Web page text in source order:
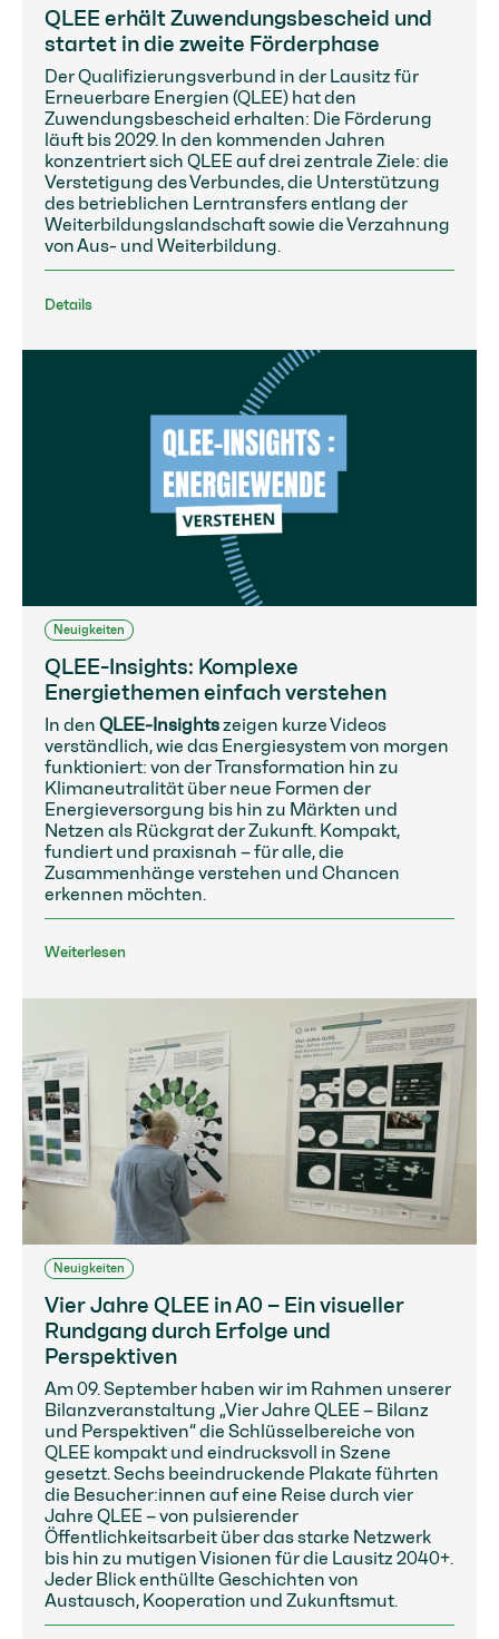
QLEE erhält Zuwendungsbescheid und
startet in die zweite Förderphase
Der Qualifizierungsverbund in der Lausitz für
Erneuerbare Energien (QLEE) hat den
Zuwendungsbescheid erhalten: Die Förderung
läuft bis 2029. In den kommenden Jahren
konzentriert sich QLEE auf drei zentrale Ziele: die
Verstetigung des Verbundes, die Unterstützung
des betrieblichen Lerntransfers entlang der
Weiterbildungslandschaft sowie die Verzahnung
von Aus- und Weiterbildung.
Details
Neuigkeiten
QLEE-Insights: Komplexe
Energiethemen einfach verstehen
In den QLEE-Insightszeigen kurze Videos
verständlich, wie das Energiesystem von morgen
funktioniert: von der Transformation hin zu
Klimaneutralität über neue Formen der
Energieversorgung bis hin zu Märkten und
Netzen als Rückgrat der Zukunft. Kompakt,
fundiert und praxisnah – für alle, die
Zusammenhänge verstehen und Chancen
erkennen möchten.
Weiterlesen
Neuigkeiten
Vier Jahre QLEE in A0 – Ein visueller
Rundgang durch Erfolge und
Perspektiven
Am 09. September haben wir im Rahmen unserer
Bilanzveranstaltung „Vier Jahre QLEE – Bilanz
und Perspektiven“ die Schlüsselbereiche von
QLEE kompakt und eindrucksvoll in Szene
gesetzt. Sechs beeindruckende Plakate führten
die Besucher:innen auf eine Reise durch vier
Jahre QLEE – von pulsierender
Öffentlichkeitsarbeit über das starke Netzwerk
bis hin zu mutigen Visionen für die Lausitz 2040+.
Jeder Blick enthüllte Geschichten von
Austausch, Kooperation und Zukunftsmut.